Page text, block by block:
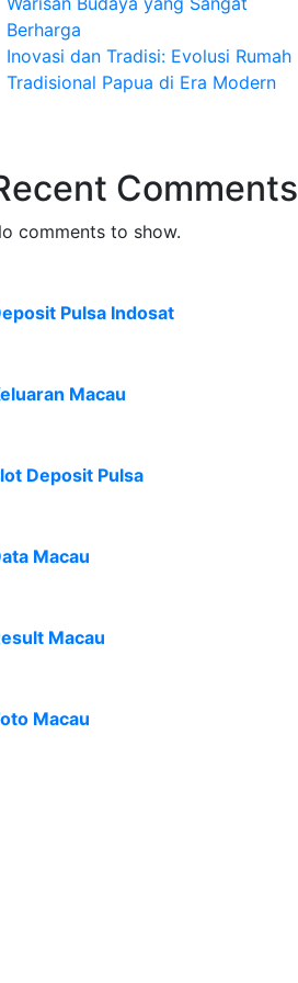
Berharga
Inovasi dan Tradisi: Evolusi Rumah
Tradisional Papua di Era Modern
Comments
comments to show.
Pulsa Indosat
Macau
Deposit Pulsa
Macau
Macau
Macau